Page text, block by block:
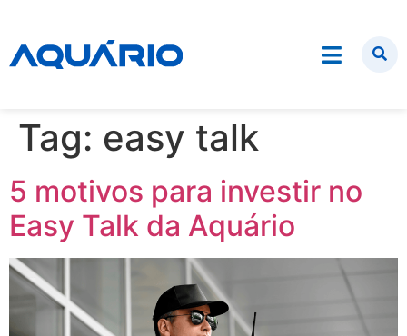
Tag: easy talk
5 motivos para investir no
Easy Talk da Aquário